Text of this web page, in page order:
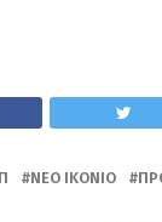
ΝΈΟ ΙΚΌΝΙΟ